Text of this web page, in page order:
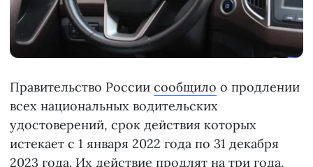
Правительство России сообщило о продлении
всех национальных водительских
удостоверений, срок действия которых
истекает с 1 января 2022 года по 31 декабря
2023 года. Их действие продлят на три года.